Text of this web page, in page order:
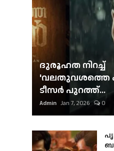
ദുരൂഹത നിറച്ച്
'വലതുവശത്തെ
ടീസര്‍ പുറത്ത്...
Admin Jan 7, 2026 0